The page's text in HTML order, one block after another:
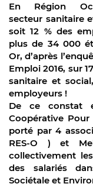
En Région
secteur sanitaire
soit 12 % des
plus de 34 000
Or, d’après
Emploi 2016, sur
sanitaire et
employeurs !
De ce constat
Coopérative
porté par 4
RES-O ) et
collectivement
des salariés
Sociétale et